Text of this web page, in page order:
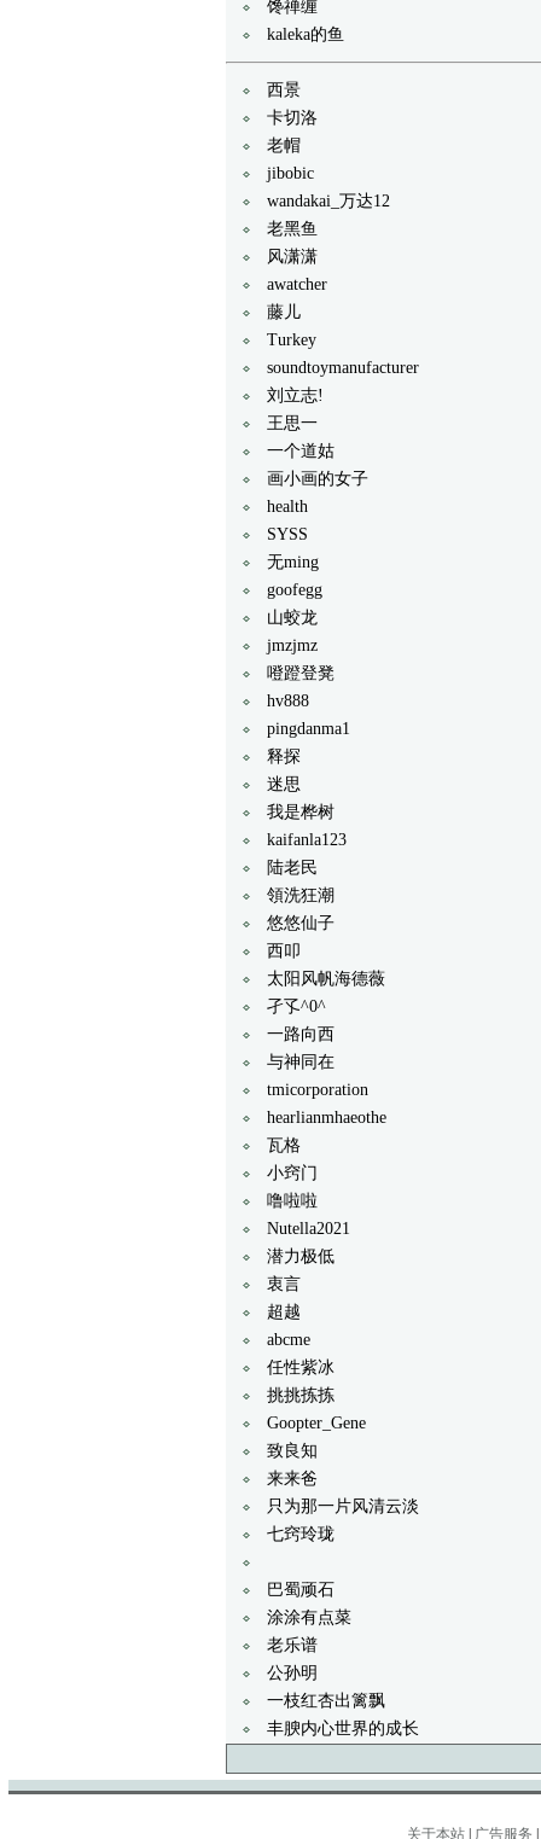
馋禅缠
kaleka的鱼
西景
卡切洛
老帽
jibobic
wandakai_万达12
老黑鱼
风潇潇
awatcher
藤儿
Turkey
soundtoymanufacturer
刘立志!
王思一
一个道姑
画小画的女子
health
SYSS
无ming
goofegg
山蛟龙
jmzjmz
噔蹬登凳
hv888
pingdanma1
释探
迷思
我是桦树
kaifanla123
陆老民
領洗狂潮
悠悠仙子
西叩
太阳风帆海德薇
孑孓^0^
一路向西
与神同在
tmicorporation
hearlianmhaeothe
瓦格
小窍门
噜啦啦
Nutella2021
潜力极低
衷言
超越
abcme
任性紫冰
挑挑拣拣
Goopter_Gene
致良知
来来爸
只为那一片风清云淡
七窍玲珑
巴蜀顽石
涂涂有点菜
老乐谱
公孙明
一枝红杏出篱飘
丰腴内心世界的成长
关于本站 广告服务